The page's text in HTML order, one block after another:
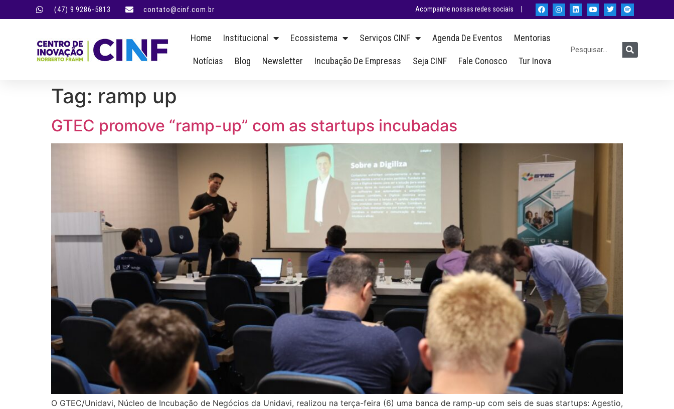
(47) 9 9286-5813 contato@cinf.com.br Acompanhe nossas redes sociais |
Home Institucional Ecossistema Serviços CINF Agenda De Eventos Mentorias
Notícias Blog Newsletter Incubação De Empresas Seja CINF Fale Conosco Tur Inova
Tag: ramp up
GTEC promove “ramp-up” com as startups incubadas
O GTEC/Unidavi, Núcleo de Incubação de Negócios da Unidavi, realizou na terça-feira (6) uma banca de ramp-up com seis de suas startups: Agestio,